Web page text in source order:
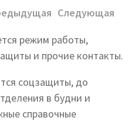
Следующая
режим работы,
и прочие контакты.
соцзащиты, до
в будни и
справочные